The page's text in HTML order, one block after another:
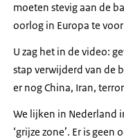
moeten stevig aan de
oorlog in Europa te
U zag het in de video:
stap verwijderd van de
er nog China, Iran,
We lijken in Nederland
‘grijze zone’. Er is